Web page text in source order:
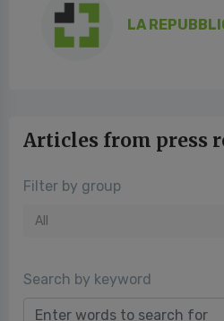
LA
Articles from press
Filter by group
All
Search by keyword